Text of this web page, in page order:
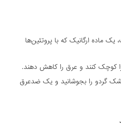
ماده ارگانیک که با پروتئین‌ها
کوچک کنند و عرق را کاهش دهند.
گردو را بجوشانید و یک ضدعرق